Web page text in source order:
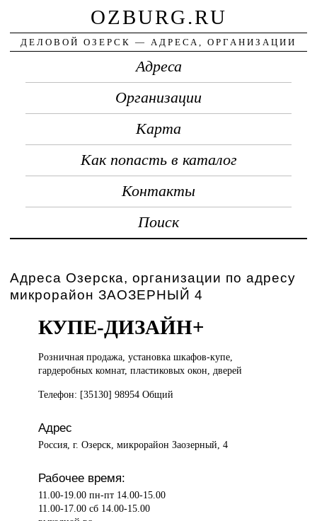
OZBURG.RU
ДЕЛОВОЙ ОЗЕРСК — АДРЕСА, ОРГАНИЗАЦИИ
Адреса
Организации
Карта
Как попасть в каталог
Контакты
Поиск
Адреса Озерска, организации по адресу
микрорайон ЗАОЗЕРНЫЙ 4
КУПЕ-ДИЗАЙН+
Розничная продажа,установка шкафов-купе,
гардеробных комнат, пластиковых окон, дверей
Телефон: [35130] 98954 Общий
Адрес
Россия, г. Озерск, микрорайон Заозерный, 4
Рабочее время:
11.00-19.00 пн-пт 14.00-15.00
11.00-17.00 сб 14.00-15.00